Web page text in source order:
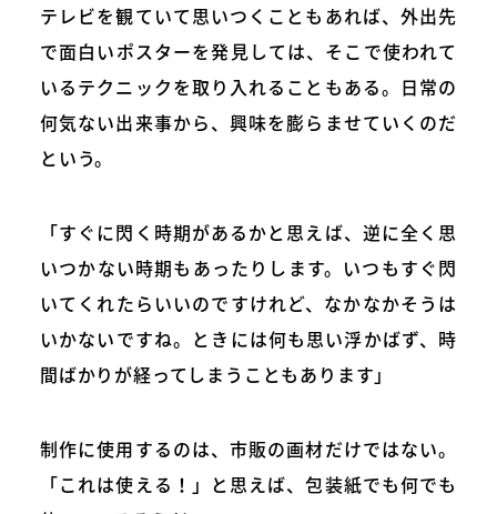
テレビを観ていて思いつくこともあれば、外出先
で面白いポスターを発見しては、そこで使われて
いるテクニックを取り入れることもある。日常の
何気ない出来事から、興味を膨らませていくのだ
という。
「すぐに閃く時期があるかと思えば、逆に全く思
いつかない時期もあったりします。いつもすぐ閃
いてくれたらいいのですけれど、なかなかそうは
いかないですね。ときには何も思い浮かばず、時
間ばかりが経ってしまうこともあります」
制作に使用するのは、市販の画材だけではない。
「これは使える！」と思えば、包装紙でも何でも